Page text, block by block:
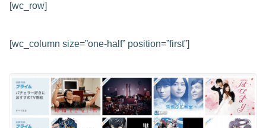
[wc_row]
[wc_column size=”one-half” position=”first”]